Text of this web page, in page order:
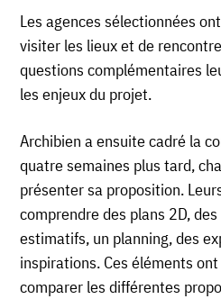
Les agences sélectionnées
visiter les lieux et de
questions complémentaires
les enjeux du projet.
Archibien a ensuite cadré la
quatre semaines plus tard,
présenter sa proposition.
comprendre des plans 2D,
estimatifs, un planning, des
inspirations. Ces éléments
comparer les différentes